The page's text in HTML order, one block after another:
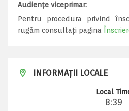
Audiențe viceprimar:
Pentru procedura privind
rugăm consultați pagina
INFORMAȚII LOCALE
Local
8:39